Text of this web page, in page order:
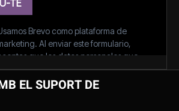
EL SUPORT DE